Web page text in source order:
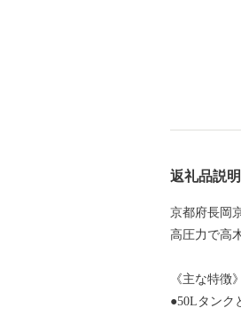
返礼品説明
京都府長岡
高圧力で高
《主な特徴》
●50Lタンク